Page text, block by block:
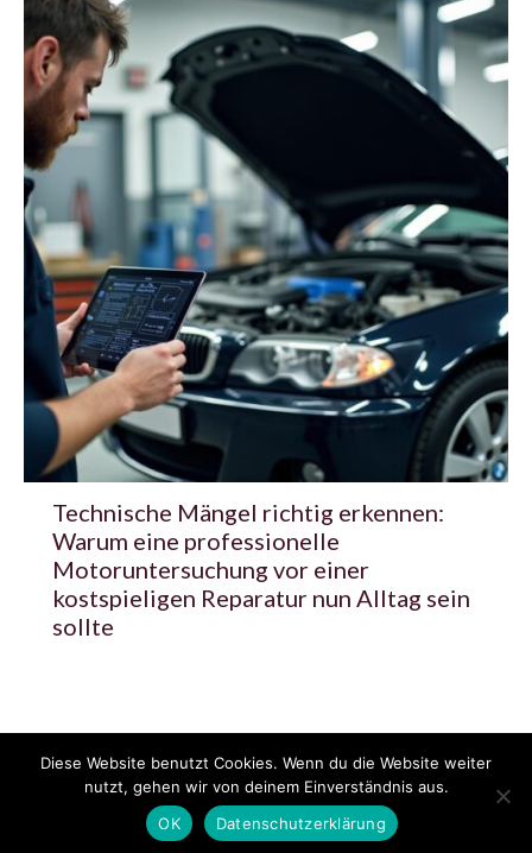
Technische Mängel richtig erkennen:
Warum eine professionelle
Motoruntersuchung vor einer
kostspieligen Reparatur nun Alltag sein
sollte
© 2020 - 2025 Copyright - KFZzeitung.com
Datenschutzerklärung FAQ Kontakt Impressum
Pressemitteilung veröffentlichen
Diese Website benutzt Cookies. Wenn du die Website weiter
nutzt, gehen wir von deinem Einverständnis aus.
OK
Datenschutzerklärung